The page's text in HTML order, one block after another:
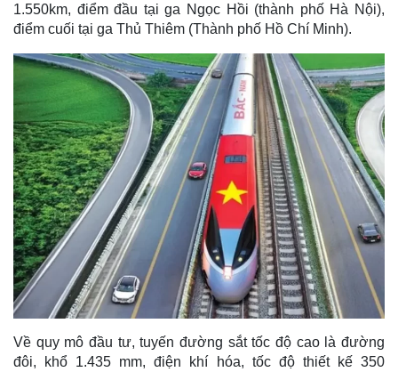
1.550km, điểm đầu tại ga Ngọc Hồi (thành phố Hà Nội),
điểm cuối tại ga Thủ Thiêm (Thành phố Hồ Chí Minh).
Về quy mô đầu tư, tuyến đường sắt tốc độ cao là đường
đôi, khổ 1.435 mm, điện khí hóa, tốc độ thiết kế 350